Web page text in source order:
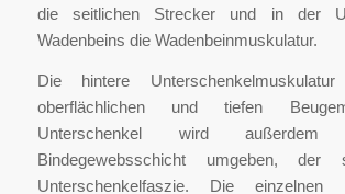
die seitlichen Strecker und in der
Wadenbeins die Wadenbeinmuskulatur.
Die hintere
oberflächlichen und tiefen
Unterschenkel wird
Bindegewebsschicht umgeben, der
Unterschenkelfaszie. Die einzelnen